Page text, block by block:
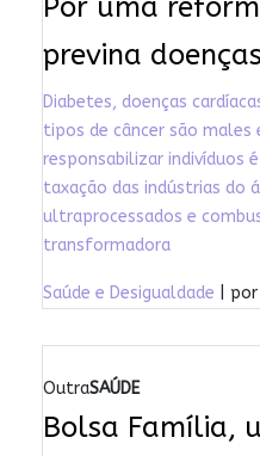
Por uma
previna
Diabetes, doenças
tipos de câncer são males
responsabilizar indivíduos
taxação das indústrias do
ultraprocessados e
transformadora
Saúde e Desigualdade | por
OutraSAÚDE
Bolsa Família,